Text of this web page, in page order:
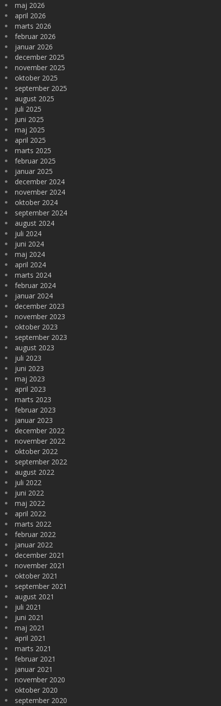
maj 2026
april 2026
marts 2026
februar 2026
januar 2026
december 2025
november 2025
oktober 2025
september 2025
august 2025
juli 2025
juni 2025
maj 2025
april 2025
marts 2025
februar 2025
januar 2025
december 2024
november 2024
oktober 2024
september 2024
august 2024
juli 2024
juni 2024
maj 2024
april 2024
marts 2024
februar 2024
januar 2024
december 2023
november 2023
oktober 2023
september 2023
august 2023
juli 2023
juni 2023
maj 2023
april 2023
marts 2023
februar 2023
januar 2023
december 2022
november 2022
oktober 2022
september 2022
august 2022
juli 2022
juni 2022
maj 2022
april 2022
marts 2022
februar 2022
januar 2022
december 2021
november 2021
oktober 2021
september 2021
august 2021
juli 2021
juni 2021
maj 2021
april 2021
marts 2021
februar 2021
januar 2021
november 2020
oktober 2020
september 2020